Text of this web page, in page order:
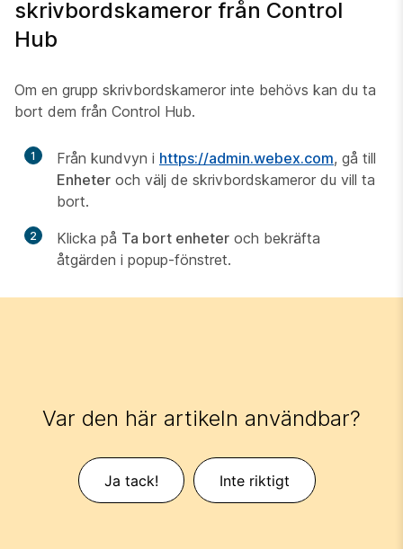
skrivbordskameror från Control
Hub
Om en grupp skrivbordskameror inte behövs kan du ta
bort dem från Control Hub.
1 Från kundvyn i https://admin.webex.com, gå till
Enheter och välj de skrivbordskameror du vill ta
bort.
2 Klicka på Ta bort enheter och bekräfta
åtgärden i popup-fönstret.
Var den här artikeln användbar?
Ja tack! Inte riktigt